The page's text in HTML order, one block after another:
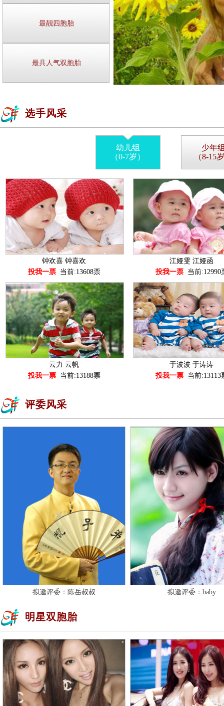
最靓四胞胎
最具人气双胞胎
选手风采
幼儿组
（0-7岁）
少年
（8-15
钟欢喜 钟喜欢
投我一票
当前:13608票
江娅雯 江娅函
投我一票
当前:12990
云力 云帆
投我一票
当前:13188票
于波波 于涛涛
投我一票
当前:13113
评委风采
拟邀评委：陈岳叔叔 拟邀评委：baby
明星双胞胎